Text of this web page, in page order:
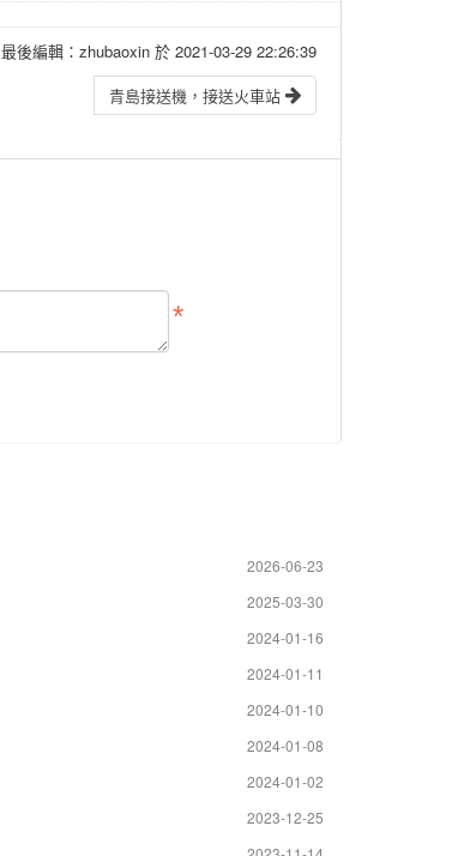
最後編輯：zhubaoxin 於 2021-03-29 22:26:39
青島接送機，接送火車站
2026-06-23
2025-03-30
2024-01-16
2024-01-11
2024-01-10
2024-01-08
2024-01-02
2023-12-25